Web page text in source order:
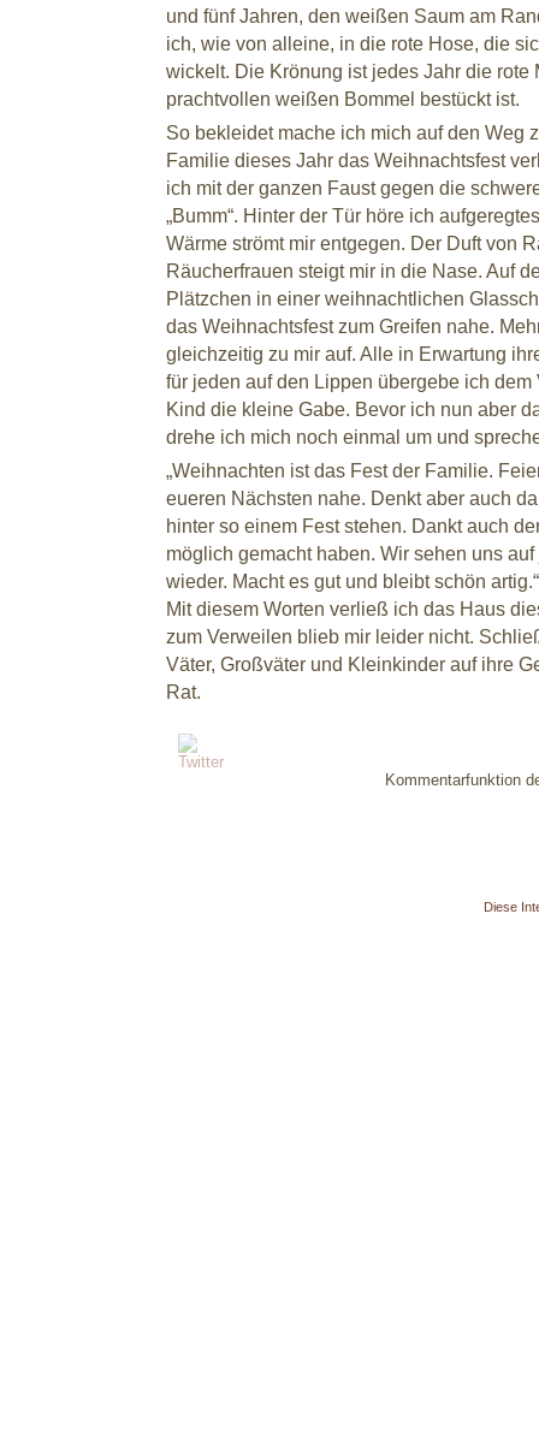
und fünf Jahren, den weißen Saum am
ich, wie von alleine, in die rote Hose, die
wickelt. Die Krönung ist jedes Jahr die rote
prachtvollen weißen Bommel bestückt ist.
So bekleidet mache ich mich auf den Weg
Familie dieses Jahr das Weihnachtsfest
ich mit der ganzen Faust gegen die schwere
„Bumm“. Hinter der Tür höre ich
Wärme strömt mir entgegen. Der Duft von
Räucherfrauen steigt mir in die Nase. Auf
Plätzchen in einer weihnachtlichen
das Weihnachtsfest zum Greifen nahe.
gleichzeitig zu mir auf. Alle in Erwartung
für jeden auf den Lippen übergebe ich
Kind die kleine Gabe. Bevor ich nun aber
drehe ich mich noch einmal um und
„Weihnachten ist das Fest der Familie.
eueren Nächsten nahe. Denkt aber auch
hinter so einem Fest stehen. Dankt auch
möglich gemacht haben. Wir sehen uns
wieder. Macht es gut und bleibt schön artig.“
Mit diesem Worten verließ ich das Haus
zum Verweilen blieb mir leider nicht.
Väter, Großväter und Kleinkinder auf ihre
Rat.
Kommentarfunktion
Diese